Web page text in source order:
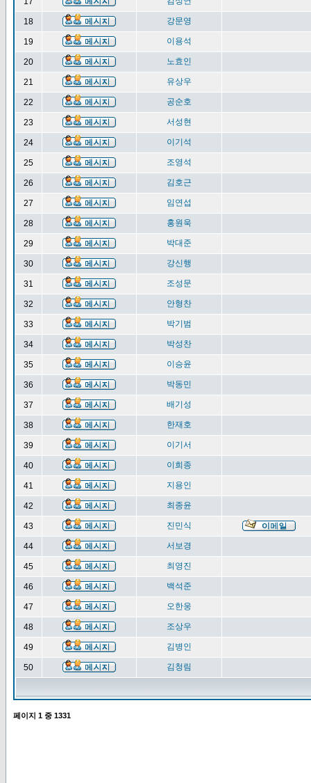
18 강문영
19 이용석
20 노효인
21 유상우
22 공순호
23 서성현
24 이기석
25 조영석
26 김호근
27 임연섭
28 홍원욱
29 박대준
30 강신행
31 조성문
32 안형찬
33 박기범
34 박성찬
35 이승윤
36 박동민
37 배기성
38 한재호
39 이기서
40 이희종
41 지용인
42 최종윤
43 진민식
44 서보경
45 최영진
46 백석준
47 오한웅
48 조상우
49 김병인
50 김청림
페이지 1 중 1331